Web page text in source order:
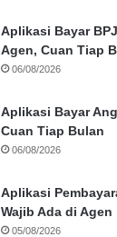
Aplikasi Bayar
Agen, Cuan Tiap
06/08/2026
Aplikasi Bayar
Cuan Tiap Bulan
06/08/2026
Aplikasi
Wajib Ada di Agen
05/08/2026